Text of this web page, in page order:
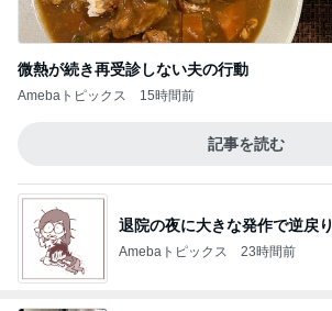
微熱が続き再受診しない夫の行動
Amebaトピックス 15時間前
記事を読む
退院の夜に大きな発作で逆戻り
Amebaトピックス 23時間前